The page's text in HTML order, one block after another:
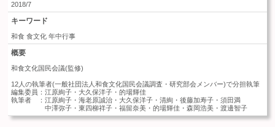
2018/7
キーワード
和食 食文化 年中行事
概要
和食文化国民会議(監修)
12人の執筆者(一般社団法人和食文化国民会議調査・研究部会メンバー)で分担執筆
編集委員：江原絢子・大久保洋子・的場輝佳
執筆者　：江原絢子・海老原誠治・大久保洋子・清絢・後藤加寿子・須田満
中澤弥子・東四柳祥子・福留奈美・的場輝佳・森岡浩美・渡邊智子